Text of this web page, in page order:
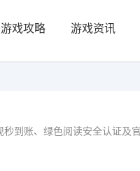
游戏攻略 游戏资讯